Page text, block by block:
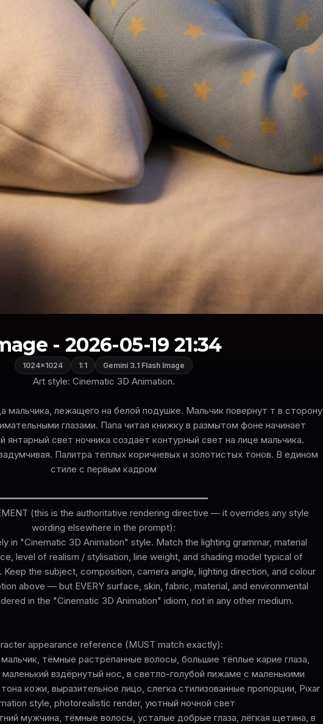
- 2026-05-19 21:34
1024×1024 1:1 Gemini 3.1 Flash Image
Art style: Cinematic 3D Animation.
мальчика, лежащего на белой подушке. Мальчик повернут т в сторону
глазами. Папа читая книжку в размытом фоне начинает
янтарный свет ночника создаёт контурный свет на лице мальчика.
Палитра тёплых коричневых и золотистых тонов. В едином
стиле с первым кадром
━━━━━━━━━━━━━━━━━━━━━━━━━━━━━━━━━━━━━━
(this is the authoritative rendering directive — it overrides any style
wording elsewhere in the prompt):
in "Cinematic 3D Animation" style. Match the lighting grammar, material
level of realism / stylisation, line weight, and shading model typical of
Keep the subject, composition, camera angle, lighting direction, and colour
above — but EVERY surface, skin, fabric, material, and environmental
in the "Cinematic 3D Animation" idiom, not in any other medium.
appearance reference (MUST match exactly):
тёмные растрёпанные волосы, большие тёплые карие глаза,
вздёрнутый нос, в светло-голубой пижаме с маленькими
кожи, выразительное лицо, слегка стилизованные пропорции, Pixar
style, photorealistic render, уютный ночной свет
мужчина, тёмные волосы, усталые добрые глаза, лёгкая щетина, в